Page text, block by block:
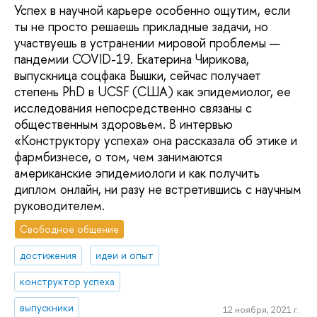
Успех в научной карьере особенно ощутим, если
ты не просто решаешь прикладные задачи, но
участвуешь в устранении мировой проблемы —
пандемии COVID-19. Екатерина Чирикова,
выпускница соцфака Вышки, сейчас получает
степень PhD в UCSF (США) как эпидемиолог, ее
исследования непосредственно связаны с
общественным здоровьем. В интервью
«Конструктору успеха» она рассказала об этике и
фармбизнесе, о том, чем занимаются
американские эпидемиологи и как получить
диплом онлайн, ни разу не встретившись с научным
руководителем.
Свободное общение
достижения
идеи и опыт
конструктор успеха
выпускники
12 ноября, 2021 г.